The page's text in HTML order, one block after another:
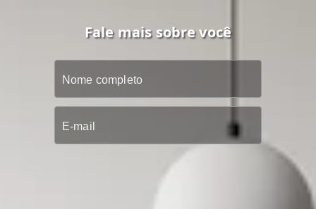
Fale mais sobre você